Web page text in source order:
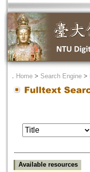
． Home > Search Engine >
Available resources